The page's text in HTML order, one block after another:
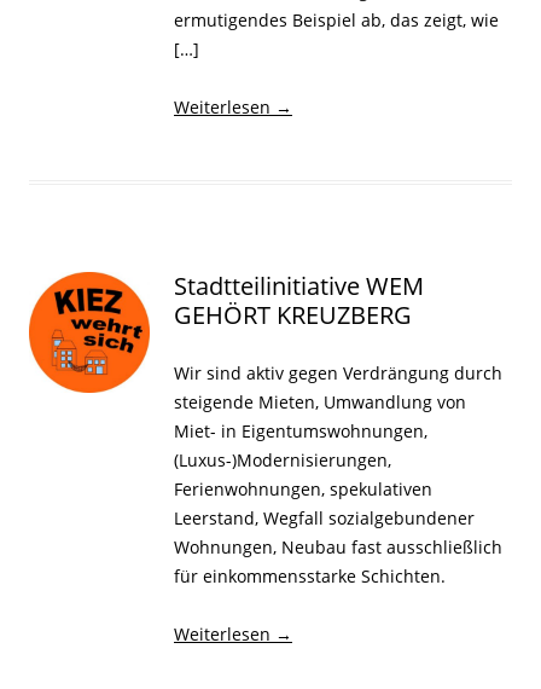
ermutigendes Beispiel ab, das zeigt, wie
[…]
Weiterlesen →
Stadtteilinitiative WEM
GEHÖRT KREUZBERG
Wir sind aktiv gegen Verdrängung durch
steigende Mieten, Umwandlung von
Miet- in Eigentumswohnungen,
(Luxus-)Modernisierungen,
Ferienwohnungen, spekulativen
Leerstand, Wegfall sozialgebundener
Wohnungen, Neubau fast ausschließlich
für einkommensstarke Schichten.
Weiterlesen →